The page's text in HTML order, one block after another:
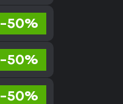
-50%
-50%
-50%